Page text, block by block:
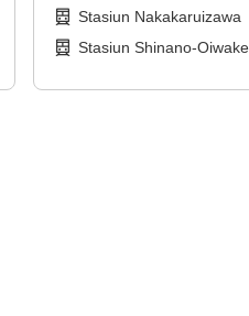
Stasiun Nakakaruizawa
Stasiun Shinano-Oiwake